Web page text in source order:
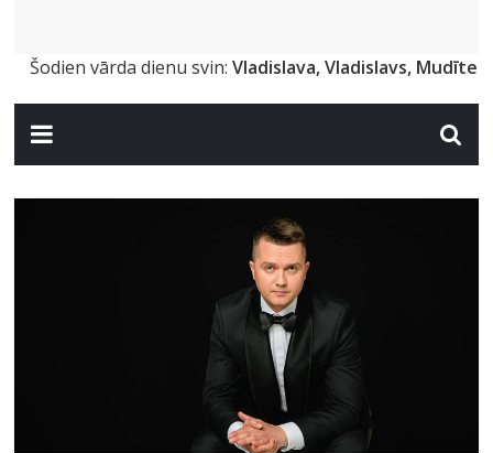
Šodien vārda dienu svin:Vladislava, Vladislavs, Mudīte